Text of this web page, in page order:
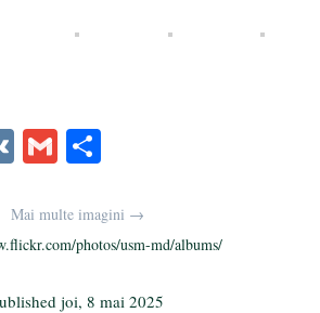
V G
ailaj
ea
ză
Mai multe imagini →
photos/usm-md/albums/
joi, 8 mai 2025